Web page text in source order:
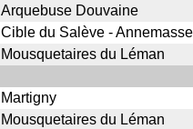
Arquebuse Douvaine
Cible du Salève - Annemasse
Mousquetaires du Léman
Martigny
Mousquetaires du Léman